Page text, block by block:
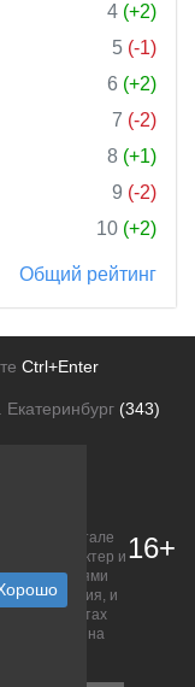
4 (+2)
5 (-1)
6 (+2)
7 (-2)
8 (+1)
9 (-2)
10 (+2)
Общий рейтинг
Ctrl+Enter
(343)
на портале
характер и
положениями
описания, и
на сайтах
право на
16+